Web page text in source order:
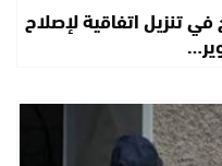
في تنزيل اتفاقية لإصلاح